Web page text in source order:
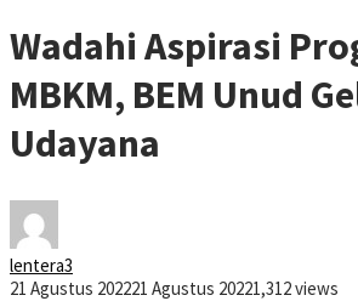
Wadahi Aspirasi
MBKM, BEM Unud
Udayana
lentera3
21 Agustus 202221 Agustus 20221,312 views